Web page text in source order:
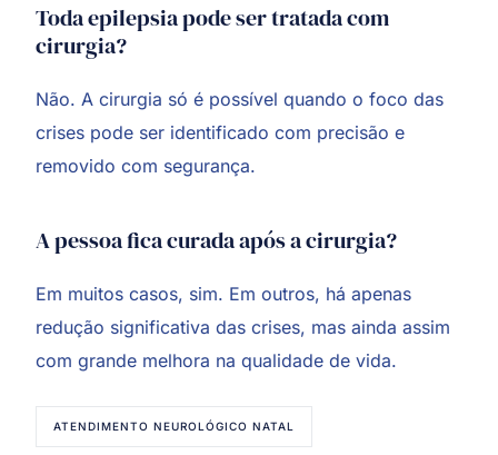
Toda epilepsia pode ser tratada com
cirurgia?
Não. A cirurgia só é possível quando o foco das
crises pode ser identificado com precisão e
removido com segurança.
A pessoa fica curada após a cirurgia?
Em muitos casos, sim. Em outros, há apenas
redução significativa das crises, mas ainda assim
com grande melhora na qualidade de vida.
ATENDIMENTO NEUROLÓGICO NATAL